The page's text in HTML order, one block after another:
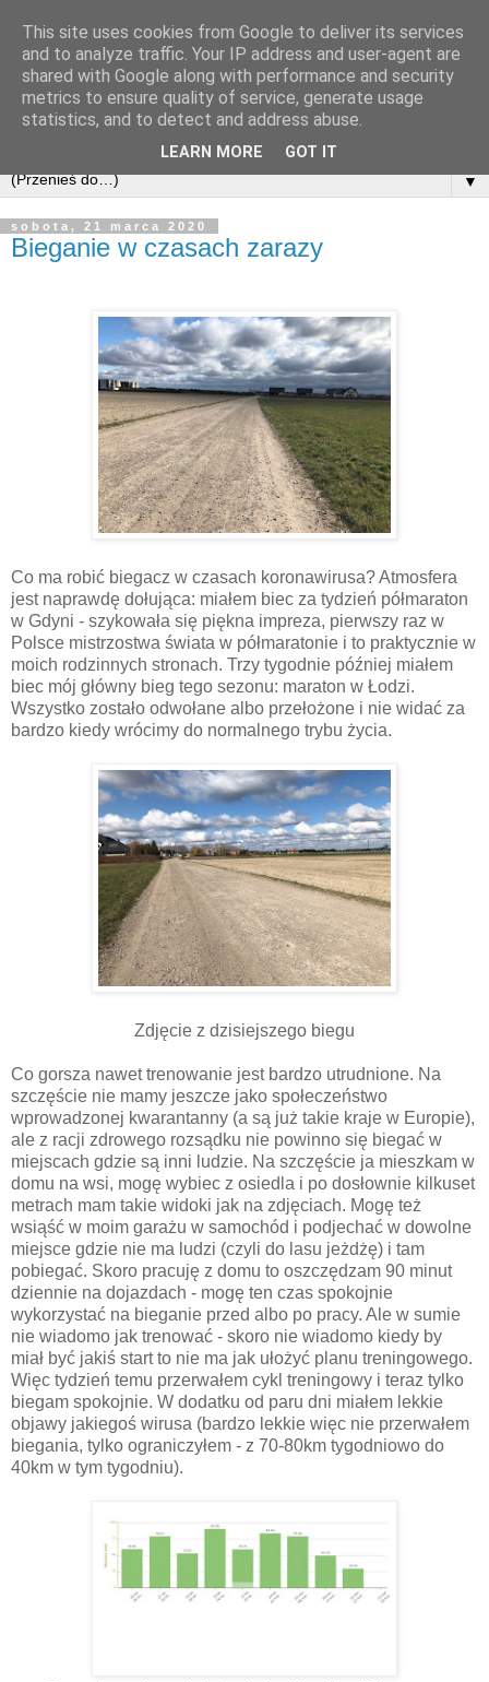
▼
sobota, 21 marca 2020
Bieganie w czasach zarazy
Co ma robić biegacz w czasach koronawirusa? Atmosfera
jest naprawdę dołująca: miałem biec za tydzień półmaraton
w Gdyni - szykowała się piękna impreza, pierwszy raz w
Polsce mistrzostwa świata w półmaratonie i to praktycznie w
moich rodzinnych stronach. Trzy tygodnie później miałem
biec mój główny bieg tego sezonu: maraton w Łodzi.
Wszystko zostało odwołane albo przełożone i nie widać za
bardzo kiedy wrócimy do normalnego trybu życia.
Zdjęcie z dzisiejszego biegu
Co gorsza nawet trenowanie jest bardzo utrudnione. Na
szczęście nie mamy jeszcze jako społeczeństwo
wprowadzonej kwarantanny (a są już takie kraje w Europie),
ale z racji zdrowego rozsądku nie powinno się biegać w
miejscach gdzie są inni ludzie. Na szczęście ja mieszkam w
domu na wsi, mogę wybiec z osiedla i po dosłownie kilkuset
metrach mam takie widoki jak na zdjęciach. Mogę też
wsiąść w moim garażu w samochód i podjechać w dowolne
miejsce gdzie nie ma ludzi (czyli do lasu jeżdżę) i tam
pobiegać. Skoro pracuję z domu to oszczędzam 90 minut
dziennie na dojazdach - mogę ten czas spokojnie
wykorzystać na bieganie przed albo po pracy. Ale w sumie
nie wiadomo jak trenować - skoro nie wiadomo kiedy by
miał być jakiś start to nie ma jak ułożyć planu treningowego.
Więc tydzień temu przerwałem cykl treningowy i teraz tylko
biegam spokojnie. W dodatku od paru dni miałem lekkie
objawy jakiegoś wirusa (bardzo lekkie więc nie przerwałem
biegania, tylko ograniczyłem - z 70-80km tygodniowo do
40km w tym tygodniu).
This site uses cookies from Google to deliver its services
and to analyze traffic. Your IP address and user-agent are
shared with Google along with performance and security
metrics to ensure quality of service, generate usage
statistics, and to detect and address abuse.
LEARN MORE GOT IT